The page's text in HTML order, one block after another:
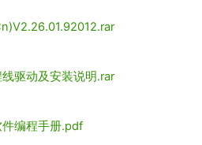
驱动及安装说明.rar
编程手册.pdf